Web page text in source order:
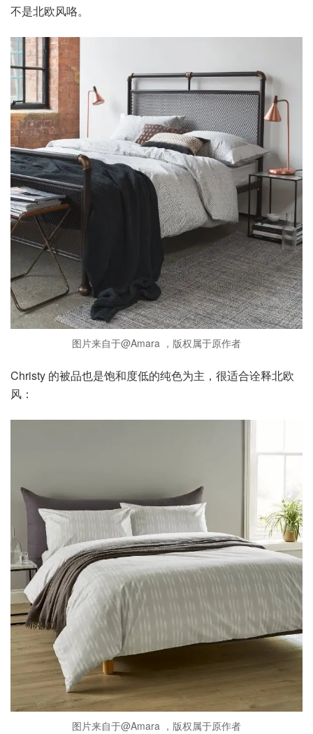
不是北欧风咯。
图片来自于@Amara ，版权属于原作者
Christy 的被品也是饱和度低的纯色为主，很适合诠释北欧
风：
图片来自于@Amara ，版权属于原作者